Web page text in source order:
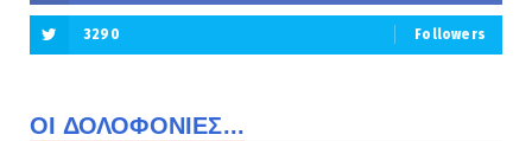
3290 Followers
ΟΙ ΔΟΛΟΦΟΝΙΕΣ...